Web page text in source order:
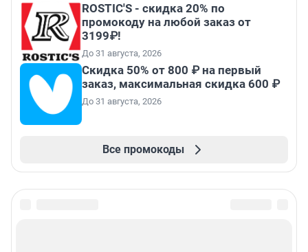
ROSTIC'S - скидка 20% по
промокоду на любой заказ от
3199₽!
До 31 августа, 2026
Скидка 50% от 800 ₽ на первый
заказ, максимальная скидка 600 ₽
До 31 августа, 2026
Все промокоды